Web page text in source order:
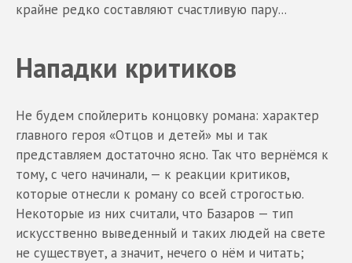
крайне редко составляют счастливую пару...
Нападки критиков
Не будем спойлерить концовку романа: характер
главного героя «Отцов и детей» мы и так
представляем достаточно ясно. Так что вернёмся к
тому, с чего начинали, — к реакции критиков,
которые отнесли к роману со всей строгостью.
Некоторые из них считали, что Базаров — тип
искусственно выведенный и таких людей на свете
не существует, а значит, нечего о нём и читать;